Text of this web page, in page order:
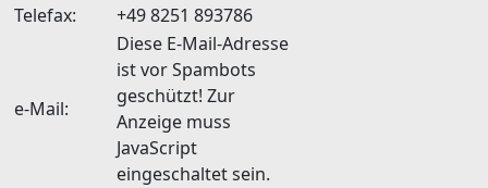
Telefax:
+49 8251 893786
e-Mail:
Diese E-Mail-Adresse
ist vor Spambots
geschützt! Zur
Anzeige muss
JavaScript
eingeschaltet sein.